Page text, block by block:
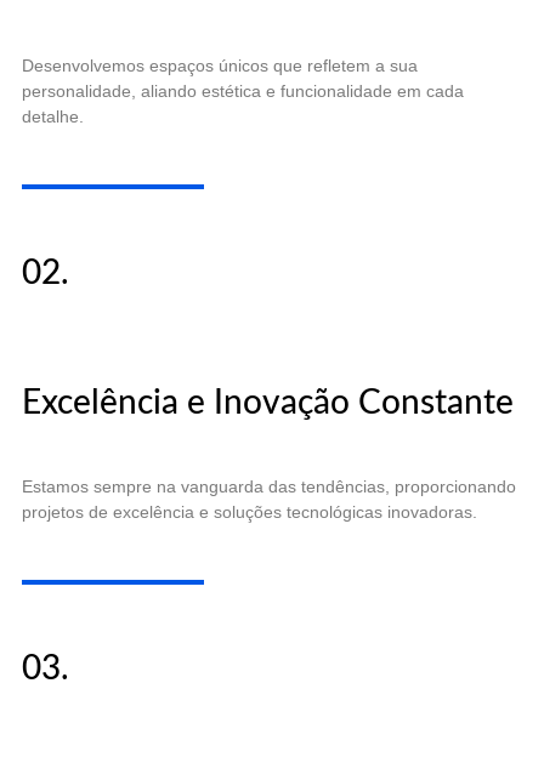
Desenvolvemos espaços únicos que refletem a sua
personalidade, aliando estética e funcionalidade em cada
detalhe.
02.
Excelência e Inovação Constante
Estamos sempre na vanguarda das tendências, proporcionando
projetos de excelência e soluções tecnológicas inovadoras.
03.